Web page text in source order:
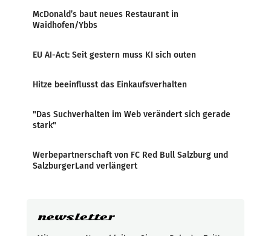
McDonald’s baut neues Restaurant in
Waidhofen/Ybbs
EU AI-Act: Seit gestern muss KI sich outen
Hitze beeinflusst das Einkaufsverhalten
"Das Suchverhalten im Web verändert sich gerade
stark"
Werbepartnerschaft von FC Red Bull Salzburg und
SalzburgerLand verlängert
newsletter